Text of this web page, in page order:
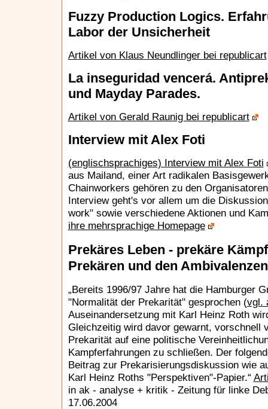
Fuzzy Production Logics.
Labor der Unsicherheit
Artikel von Klaus Neundlinger bei republicart
La inseguridad vencerá.
und Mayday Parades.
Artikel von Gerald Raunig bei republicart
Interview mit Alex Foti
(englischsprachiges) Interview mit Alex Foti
aus Mailand, einer Art radikalen
Chainworkers gehören zu den
Interview geht's vor allem um die
work" sowie verschiedene Aktionen und
ihre mehrsprachige Homepage
Prekäres Leben - prekäre
Prekären und den
„Bereits 1996/97 Jahre hat die Hamburger
"Normalität der Prekarität" gesprochen (vgl.
Auseinandersetzung mit Karl Heinz Roth
Gleichzeitig wird davor gewarnt, vorschnell
Prekarität auf eine politische
Kampferfahrungen zu schließen. Der
Beitrag zur Prekarisierungsdiskussion wie
Karl Heinz Roths "Perspektiven"-Papier.“
in ak - analyse + kritik - Zeitung für linke
17.06.2004